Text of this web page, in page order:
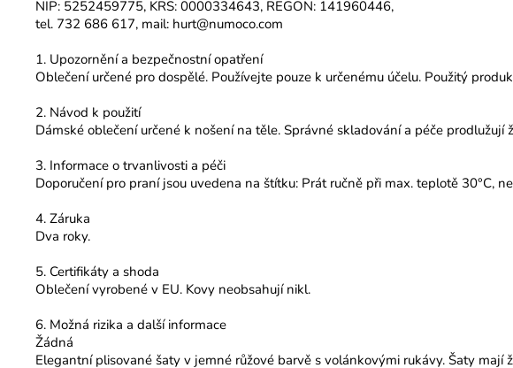
NIP: 5252459775, KRS: 0000334643, REGON: 141960446,
tel. 732 686 617, mail: hurt@numoco.com
1. Upozornění a bezpečnostní opatření
Oblečení určené pro dospělé. Používejte pouze k určenému účelu. Použitý
2. Návod k použití
Dámské oblečení určené k nošení na těle. Správné skladování a péče prodlužují
3. Informace o trvanlivosti a péči
Doporučení pro praní jsou uvedena na štítku: Prát ručně při max. teplotě 30°C,
4. Záruka
Dva roky.
5. Certifikáty a shoda
Oblečení vyrobené v EU. Kovy neobsahují nikl.
6. Možná rizika a další informace
Žádná
Elegantní plisované šaty v jemné růžové barvě s volánkovými rukávy. Šaty